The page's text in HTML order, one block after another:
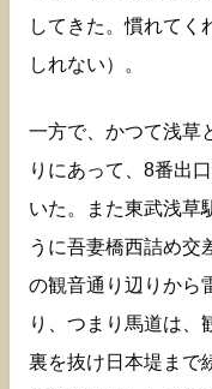
してきた。慣れてく
しれない）。
一方で、かつて浅草
りにあって、8番出
いた。また東武浅草
うに吾妻橋西詰め交
の観音通り辺りから
り、つまり馬道は、
裏を抜け日本堤まで